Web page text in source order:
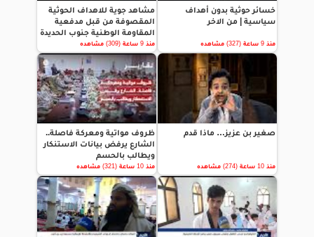
خسائر حوثية بدون أهداف
سياسية | من الاخر
منذ 9 ساعة (327) مشاهده
مشاهد جوية للاهداف الحوثية
المقصوفة من قبل مدفعية
المقاومة الوطنية جنوب الحديدة
منذ 9 ساعة (309) مشاهده
صغير بن عزيز… ماذا قدم
منذ 10 ساعة (274) مشاهده
ظروف مواتية ومعركة فاصلة..
الشارع يرفض بيانات الاستنكار
ويطالب بالحسم
منذ 10 ساعة (321) مشاهده